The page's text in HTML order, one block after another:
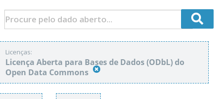
Licenças:
Licença Aberta para Bases de Dados (ODbL) do
Open Data Commons